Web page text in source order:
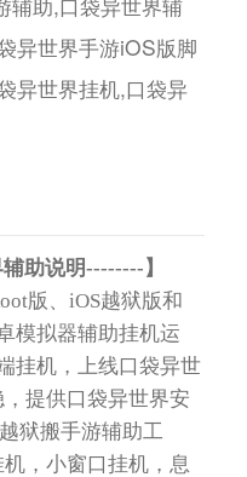
异世界手游iOS版脚
异世界挂机,口袋异
助说明--------】
版、iOS越狱版和
模拟器辅助挂机运
挂机，上线口袋异世
提供口袋异世界安
越狱搬手游辅助工
，小窗口挂机，息